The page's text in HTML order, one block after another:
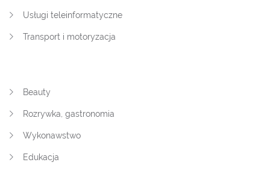
Usługi teleinformatyczne
Transport i motoryzacja
Beauty
Rozrywka, gastronomia
Wykonawstwo
Edukacja